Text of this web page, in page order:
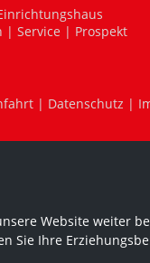
| Service | Prospekt
| Datenschutz |
Website weiter
Sie Ihre